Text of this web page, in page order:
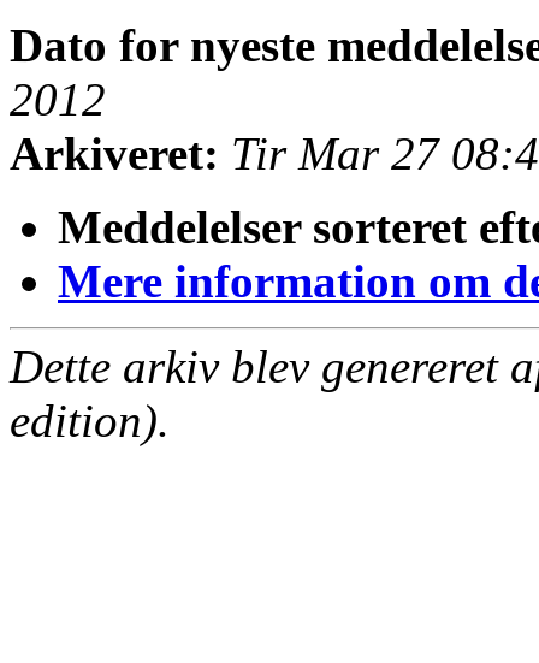
Dato for nyeste
2012
Arkiveret: Tir Mar 27
Meddelelser sorteret
Mere information om
Dette arkiv blev genereret
edition).